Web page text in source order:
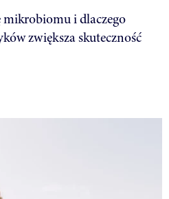
mikrobiomu i dlaczego
zwiększa skuteczność